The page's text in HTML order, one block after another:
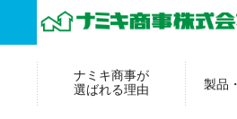
ナミキ商事が
選ばれる理由
製品